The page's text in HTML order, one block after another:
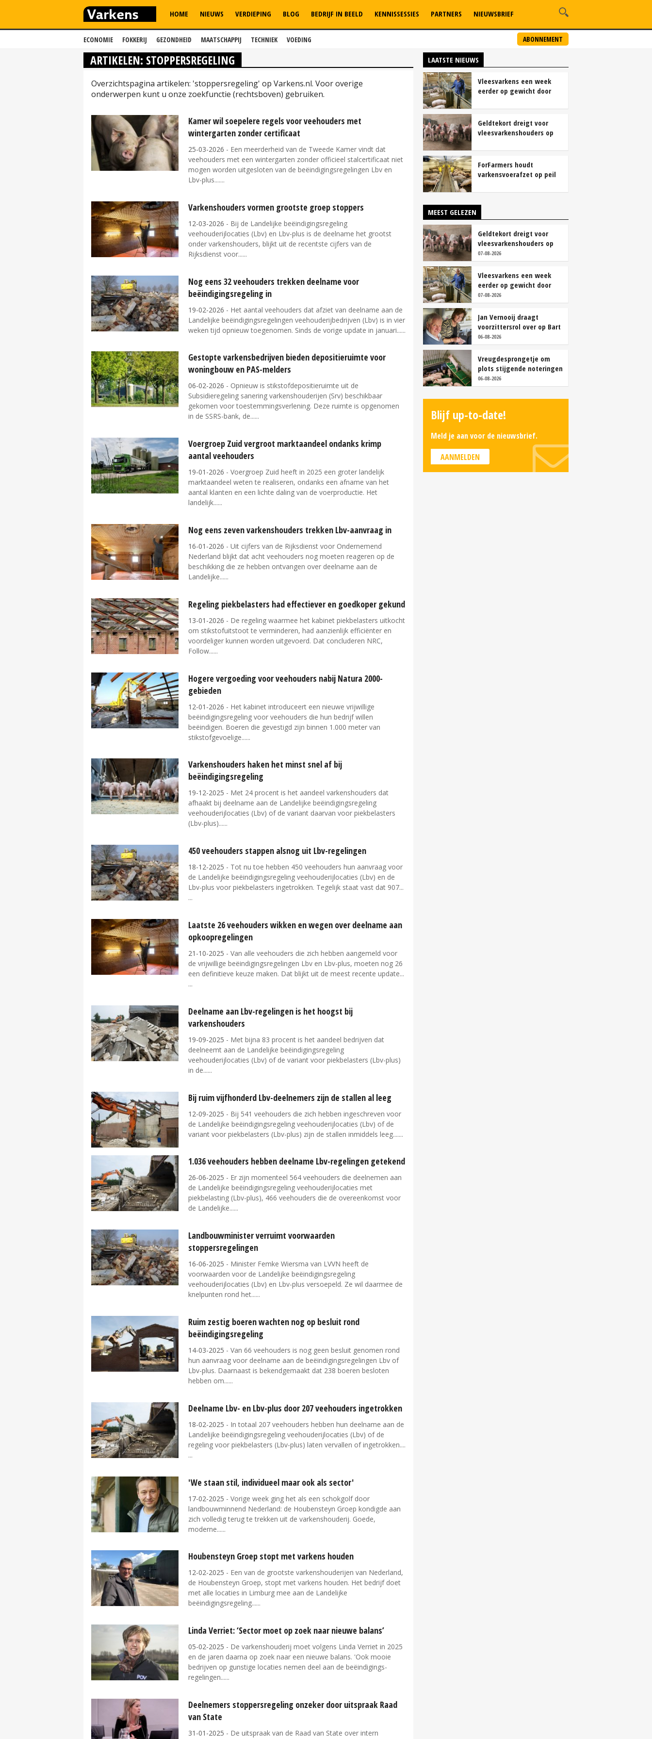
ECONOMIE FOKKERIJ GEZONDHEID MAATSCHAPPIJ TECHNIEK VOEDING ABONNEMENT
HOME NIEUWS VERDIEPING BLOG BEDRIJF IN BEELD KENNISSESSIES PARTNERS NIEUWSBRIEF
ARTIKELEN: STOPPERSREGELING
Overzichtspagina artikelen: 'stoppersregeling' op Varkens.nl. Voor overige
onderwerpen kunt u onze zoekfunctie (rechtsboven) gebruiken.
Kamer wil soepelere regels voor veehouders met
wintergarten zonder certificaat
25-03-2026 - Een meerderheid van de Tweede Kamer vindt dat
veehouders met een wintergarten zonder officieel stalcertificaat niet
mogen worden uitgesloten van de beëindigingsregelingen Lbv en
Lbv-plus....
Varkenshouders vormen grootste groep stoppers
12-03-2026 - Bij de Landelijke beëindigingsregeling
veehouderijlocaties (Lbv) en Lbv-plus is de deelname het grootst
onder varkenshouders, blijkt uit de recentste cijfers van de
Rijksdienst voor...
Nog eens 32 veehouders trekken deelname voor
beëindigingsregeling in
19-02-2026 - Het aantal veehouders dat afziet van deelname aan de
Landelijke beëindigingsregelingen veehouderijbedrijven (Lbv) is in vier
weken tijd opnieuw toegenomen. Sinds de vorige update in januari...
Gestopte varkensbedrijven bieden depositieruimte voor
woningbouw en PAS-melders
06-02-2026 - Opnieuw is stikstofdepositieruimte uit de
Subsidieregeling sanering varkenshouderijen (Srv) beschikbaar
gekomen voor toestemmingsverlening. Deze ruimte is opgenomen
in de SSRS-bank, de...
Voergroep Zuid vergroot marktaandeel ondanks krimp
aantal veehouders
19-01-2026 - Voergroep Zuid heeft in 2025 een groter landelijk
marktaandeel weten te realiseren, ondanks een afname van het
aantal klanten en een lichte daling van de voerproductie. Het
landelijk...
Nog eens zeven varkenshouders trekken Lbv-aanvraag in
16-01-2026 - Uit cijfers van de Rijksdienst voor Ondernemend
Nederland blijkt dat acht veehouders nog moeten reageren op de
beschikking die ze hebben ontvangen over deelname aan de
Landelijke...
Regeling piekbelasters had effectiever en goedkoper gekund
13-01-2026 - De regeling waarmee het kabinet piekbelasters uitkocht
om stikstofuitstoot te verminderen, had aanzienlijk efficiënter en
voordeliger kunnen worden uitgevoerd. Dat concluderen NRC,
Follow...
Hogere vergoeding voor veehouders nabij Natura 2000-
gebieden
12-01-2026 - Het kabinet introduceert een nieuwe vrijwillige
beëindigingsregeling voor veehouders die hun bedrijf willen
beëindigen. Boeren die gevestigd zijn binnen 1.000 meter van
stikstofgevoelige...
Varkenshouders haken het minst snel af bij
beëindigingsregeling
19-12-2025 - Met 24 procent is het aandeel varkenshouders dat
afhaakt bij deelname aan de Landelijke beëindigingsregeling
veehouderijlocaties (Lbv) of de variant daarvan voor piekbelasters
(Lbv-plus)...
450 veehouders stappen alsnog uit Lbv-regelingen
18-12-2025 - Tot nu toe hebben 450 veehouders hun aanvraag voor
de Landelijke beëindigingsregeling veehouderijlocaties (Lbv) en de
Lbv-plus voor piekbelasters ingetrokken. Tegelijk staat vast dat 907...
Laatste 26 veehouders wikken en wegen over deelname aan
opkoopregelingen
21-10-2025 - Van alle veehouders die zich hebben aangemeld voor
de vrijwillige beëindigingsregelingen Lbv en Lbv-plus, moeten nog 26
een definitieve keuze maken. Dat blijkt uit de meest recente update...
Deelname aan Lbv-regelingen is het hoogst bij
varkenshouders
19-09-2025 - Met bijna 83 procent is het aandeel bedrijven dat
deelneemt aan de Landelijke beëindigingsregeling
veehouderijlocaties (Lbv) of de variant voor piekbelasters (Lbv-plus)
in de...
Bij ruim vijfhonderd Lbv-deelnemers zijn de stallen al leeg
12-09-2025 - Bij 541 veehouders die zich hebben ingeschreven voor
de Landelijke beëindigingsregeling veehouderijlocaties (Lbv) of de
variant voor piekbelasters (Lbv-plus) zijn de stallen inmiddels leeg....
1.036 veehouders hebben deelname Lbv-regelingen getekend
26-06-2025 - Er zijn momenteel 564 veehouders die deelnemen aan
de Landelijke beëindigingsregeling veehouderijlocaties met
piekbelasting (Lbv-plus), 466 veehouders die de overeenkomst voor
de Landelijke...
Landbouwminister verruimt voorwaarden
stoppersregelingen
16-06-2025 - Minister Femke Wiersma van LVVN heeft de
voorwaarden voor de Landelijke beëindigingsregeling
veehouderijlocaties (Lbv) en Lbv-plus versoepeld. Ze wil daarmee de
knelpunten rond het...
Ruim zestig boeren wachten nog op besluit rond
beëindigingsregeling
14-03-2025 - Van 66 veehouders is nog geen besluit genomen rond
hun aanvraag voor deelname aan de beëindigingsregelingen Lbv of
Lbv-plus. Daarnaast is bekendgemaakt dat 238 boeren besloten
hebben om...
Deelname Lbv- en Lbv-plus door 207 veehouders ingetrokken
18-02-2025 - In totaal 207 veehouders hebben hun deelname aan de
Landelijke beëindigingsregeling veehouderijlocaties (Lbv) of de
regeling voor piekbelasters (Lbv-plus) laten vervallen of ingetrokken....
'We staan stil, individueel maar ook als sector'
17-02-2025 - Vorige week ging het als een schokgolf door
landbouwminnend Nederland: de Houbensteyn Groep kondigde aan
zich volledig terug te trekken uit de varkenshouderij. Goede,
moderne...
Houbensteyn Groep stopt met varkens houden
12-02-2025 - Een van de grootste varkenshouderijen van Nederland,
de Houbensteyn Groep, stopt met varkens houden. Het bedrijf doet
met alle locaties in Limburg mee aan de Landelijke
beëindigingsregeling...
Linda Verriet: ‘Sector moet op zoek naar nieuwe balans’
05-02-2025 - De varkenshouderij moet volgens Linda Verriet in 2025
en de jaren daarna op zoek naar een nieuwe balans. 'Ook mooie
bedrijven op gunstige locaties nemen deel aan de beëindigings-
regelingen...
Deelnemers stoppersregeling onzeker door uitspraak Raad
van State
31-01-2025 - De uitspraak van de Raad van State over intern
LAATSTE NIEUWS
Vleesvarkens een week
eerder op gewicht door
brijvoer
Geldtekort dreigt voor
vleesvarkenshouders op
ForFarmers houdt
varkensvoerafzet op peil
varkensstapel
MEEST GELEZEN
Geldtekort dreigt voor
vleesvarkenshouders op
vrije markt
07-08-2026
Vleesvarkens een week
eerder op gewicht door
continu aanbod van
brijvoer
07-08-2026
Jan Vernooij draagt
voorzittersrol over op Bart
Camps
06-08-2026
Vreugdesprongetje om
plots stijgende noteringen
06-08-2026
Blijf up-to-date!
Meld je aan voor de nieuwsbrief.
AANMELDEN